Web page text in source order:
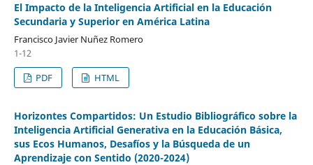
El Impacto de la Inteligencia Artificial en la Educación
Secundaria y Superior en América Latina
Francisco Javier Nuñez Romero
1-12
PDF
HTML
Horizontes Compartidos: Un Estudio Bibliográfico sobre la
Inteligencia Artificial Generativa en la Educación Básica,
sus Ecos Humanos, Desafíos y la Búsqueda de un
Aprendizaje con Sentido (2020-2024)